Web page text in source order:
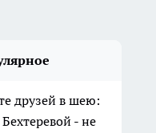
друзей в шею:
- не